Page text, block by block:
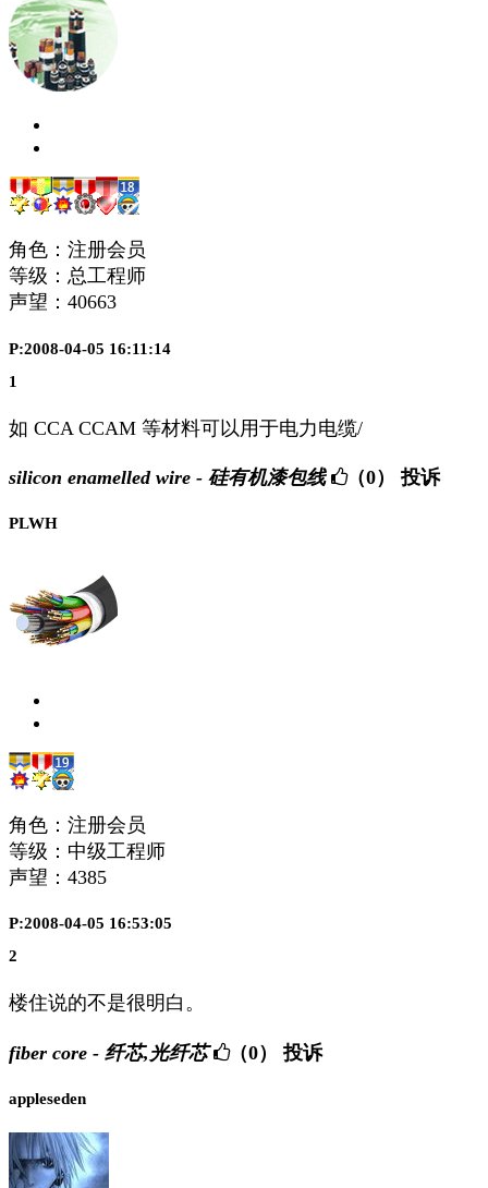
角色：注册会员
等级：总工程师
声望： 40663
P:2008-04-05 16:11:14
1
如 CCA CCAM 等材料可以用于电力电缆/
silicon enamelled wire - 硅有机漆包线 （0） 投诉
PLWH
角色：注册会员
等级：中级工程师
声望： 4385
P:2008-04-05 16:53:05
2
楼住说的不是很明白。
fiber core - 纤芯,光纤芯 （0） 投诉
appleseden